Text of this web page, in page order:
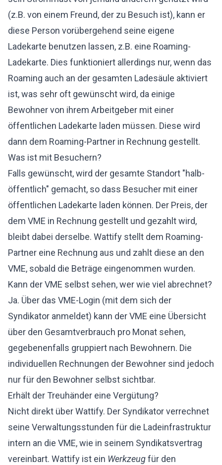
(z.B. von einem Freund, der zu Besuch ist), kann er
diese Person vorübergehend seine eigene
Ladekarte benutzen lassen, z.B. eine Roaming-
Ladekarte. Dies funktioniert allerdings nur, wenn das
Roaming auch an der gesamten Ladesäule aktiviert
ist, was sehr oft gewünscht wird, da einige
Bewohner von ihrem Arbeitgeber mit einer
öffentlichen Ladekarte laden müssen. Diese wird
dann dem Roaming-Partner in Rechnung gestellt.
Was ist mit Besuchern?
Falls gewünscht, wird der gesamte Standort "halb-
öffentlich" gemacht, so dass Besucher mit einer
öffentlichen Ladekarte laden können. Der Preis, der
dem VME in Rechnung gestellt und gezahlt wird,
bleibt dabei derselbe. Wattify stellt dem Roaming-
Partner eine Rechnung aus und zahlt diese an den
VME, sobald die Beträge eingenommen wurden.
Kann der VME selbst sehen, wer wie viel abrechnet?
Ja. Über das VME-Login (mit dem sich der
Syndikator anmeldet) kann der VME eine Übersicht
über den Gesamtverbrauch pro Monat sehen,
gegebenenfalls gruppiert nach Bewohnern. Die
individuellen Rechnungen der Bewohner sind jedoch
nur für den Bewohner selbst sichtbar.
Erhält der Treuhänder eine Vergütung?
Nicht direkt über Wattify. Der Syndikator verrechnet
seine Verwaltungsstunden für die Ladeinfrastruktur
intern an die VME, wie in seinem Syndikatsvertrag
vereinbart. Wattify ist ein Werkzeugfür den